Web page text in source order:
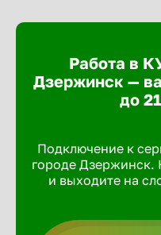
Работа в
Дзержинск —
до
Подключение к
городе Дзержинск.
и выходите на